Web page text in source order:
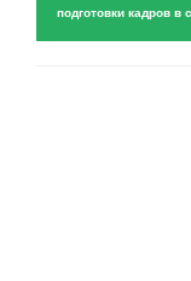
подготовки кадров